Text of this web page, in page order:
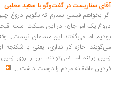
سناریست در گفت‌وگو با سعید مطلبی
بخواهم فیلمی بسازم که بگویم دروغ چیز بدی
یک امر جاری در این مملکت است. قبحش از
اما می‌گفتند این مسلمان نیست... وقتی به
اجازه کار نداری، یعنی با شکنجه او را
بزنند اما نمی‌توانند من را روی زمین نگه
عاشقانه مردم را دوست داشت ...